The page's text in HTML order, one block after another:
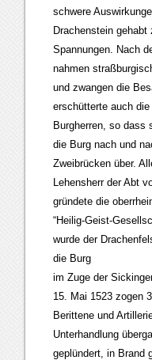
schwere
Drachenstein
Spannungen. Nach
nahmen
und zwangen die
erschütterte auch
Burgherren, so dass
die Burg nach und
Zweibrücken über.
Lehensherr der Abt
gründete die
“Heilig-Geist-
wurde der
die Burg
im Zuge der
15. Mai 1523 zogen
Berittene und
Unterhandlung
geplündert, in Brand